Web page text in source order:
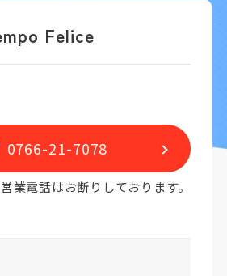
Felice
0766-21-7078
業電話はお断りしております。